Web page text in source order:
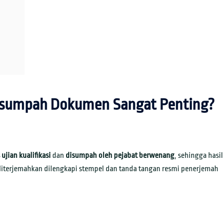
Dokumen Sangat Penting?
ujian kualifikasi dan disumpah oleh pejabat berwenang, sehingga hasil
dilengkapi stempel dan tanda tangan resmi penerjemah